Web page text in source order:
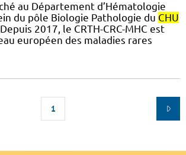
au Département d’Hématologie
du pôle Biologie Pathologie du CHU
2017, le CRTH-CRC-MHC est
européen des maladies rares
1